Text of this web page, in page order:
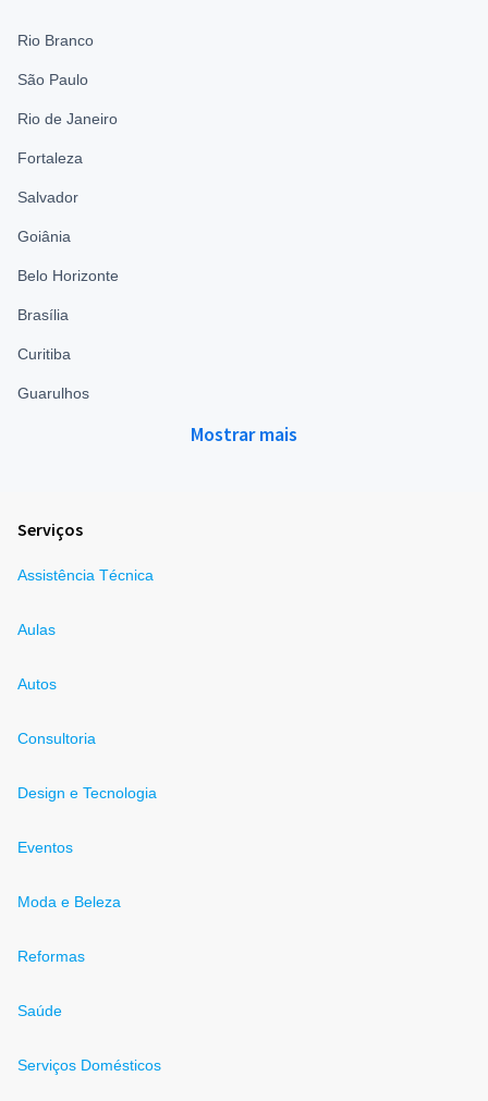
Rio Branco
São Paulo
Rio de Janeiro
Fortaleza
Salvador
Goiânia
Belo Horizonte
Brasília
Curitiba
Guarulhos
Mostrar mais
Serviços
Assistência Técnica
Aulas
Autos
Consultoria
Design e Tecnologia
Eventos
Moda e Beleza
Reformas
Saúde
Serviços Domésticos